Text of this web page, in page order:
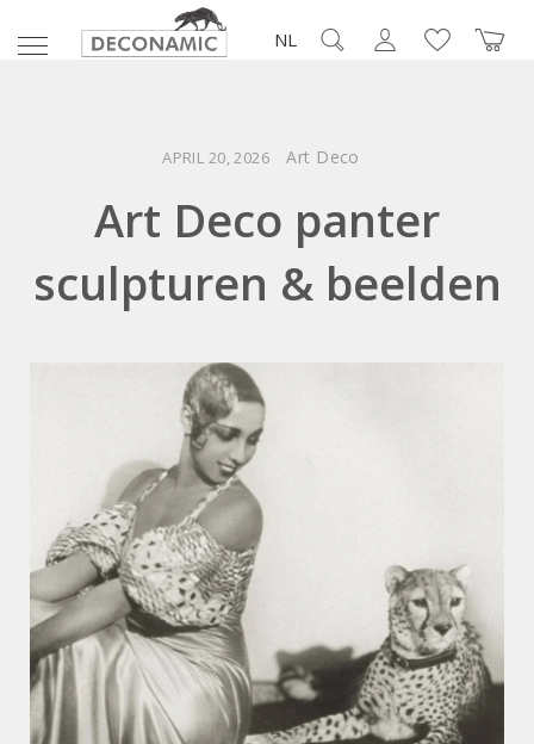
NL
APRIL 20, 2026 Art Deco
Art Deco panter
sculpturen & beelden